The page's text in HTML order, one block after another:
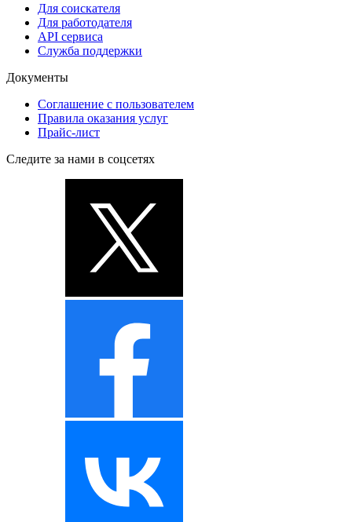
Для соискателя
Для работодателя
API сервиса
Служба поддержки
Документы
Соглашение с пользователем
Правила оказания услуг
Прайс-лист
Следите за нами в соцсетях